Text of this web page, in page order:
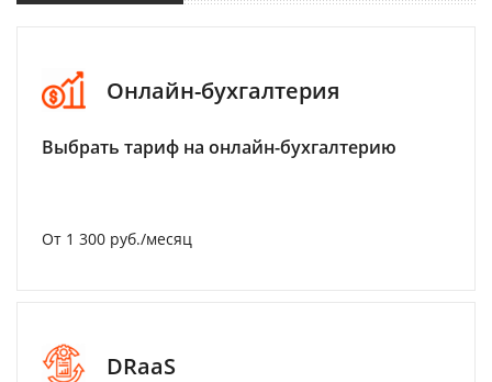
Онлайн-бухгалтерия
Выбрать тариф на онлайн-бухгалтерию
От 1 300 руб./месяц
DRaaS